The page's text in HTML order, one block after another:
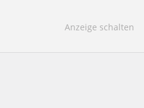
Anzeige schalten